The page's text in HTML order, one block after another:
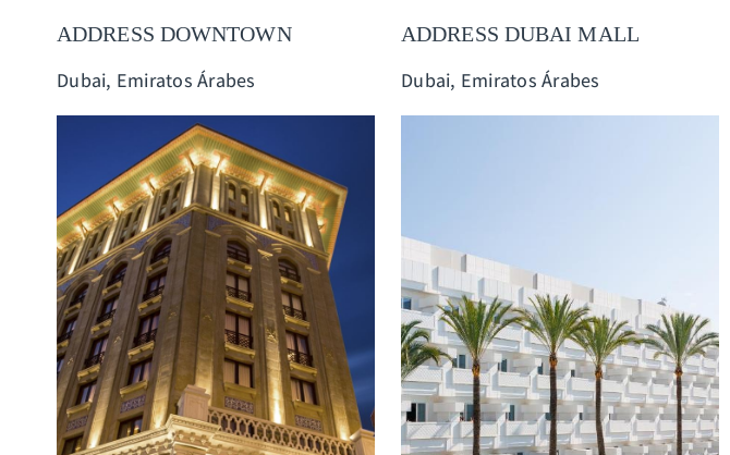
ADDRESS DOWNTOWN
Dubai, Emiratos Árabes
ADDRESS DUBAI MALL
Dubai, Emiratos Árabes